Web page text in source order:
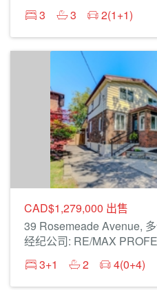
3
3 2(1+1)
CAD$1,279,000 出售
39 Rosemeade Avenue,
经纪公司: RE/MAX
3+1
2 4(0+4)